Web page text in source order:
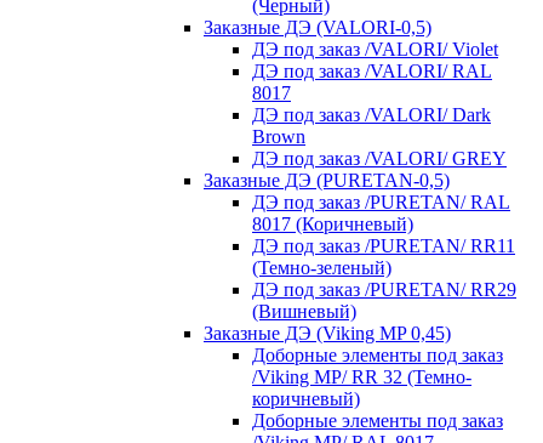
(Черный)
Заказные ДЭ (VALORI-0,5)
ДЭ под заказ /VALORI/ Violet
ДЭ под заказ /VALORI/ RAL
8017
ДЭ под заказ /VALORI/ Dark
Brown
ДЭ под заказ /VALORI/ GREY
Заказные ДЭ (PURETAN-0,5)
ДЭ под заказ /PURETAN/ RAL
8017 (Коричневый)
ДЭ под заказ /PURETAN/ RR11
(Темно-зеленый)
ДЭ под заказ /PURETAN/ RR29
(Вишневый)
Заказные ДЭ (Viking MP 0,45)
Доборные элементы под заказ
/Viking MP/ RR 32 (Темно-
коричневый)
Доборные элементы под заказ